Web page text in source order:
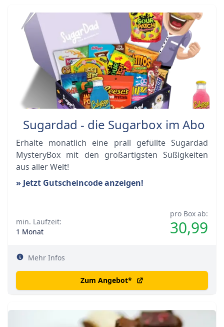
Sugardad - die Sugarbox im Abo
Erhalte monatlich eine prall gefüllte Sugardad
MysteryBox mit den großartigsten Süßigkeiten
aus aller Welt!
» Jetzt Gutscheincode anzeigen!
pro Box ab:
30,99
min. Laufzeit:
1 Monat
Mehr Infos
Zum Angebot*